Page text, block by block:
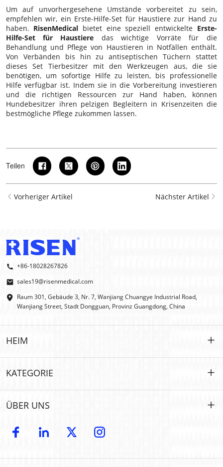
Um auf unvorhergesehene Umstände vorbereitet zu sein,
empfehlen wir, ein Erste-Hilfe-Set für Haustiere zur Hand zu
haben. RisenMedical bietet eine speziell entwickelte Erste-
Hilfe-Set für Haustiere das wichtige Vorräte für die
Behandlung und Pflege von Haustieren in Notfällen enthält.
Von Verbänden bis hin zu antiseptischen Tüchern stattet
dieses Set Tierbesitzer mit den Werkzeugen aus, die sie
benötigen, um sofortige Hilfe zu leisten, bis professionelle
Hilfe verfügbar ist. Indem sie in die Vorbereitung investieren
und die richtigen Ressourcen zur Hand haben, können
Hundebesitzer ihren pelzigen Begleitern in Krisenzeiten die
bestmögliche Pflege zukommen lassen.
Teilen
Vorheriger Artikel Nächster Artikel
+86-18028267826
sales19@risenmedical.com
Raum 301, Gebäude 3, Nr. 7, Wanjiang Chuangye Industrial Road,
Wanjiang Street, Stadt Dongguan, Provinz Guangdong, China
HEIM
HEIM
PRODUKTE
OEM- und ODM-Modelle
GROSSHANDEL
KATEGORIE
Maßgeschneidert
ÜBER UNS
Einführung